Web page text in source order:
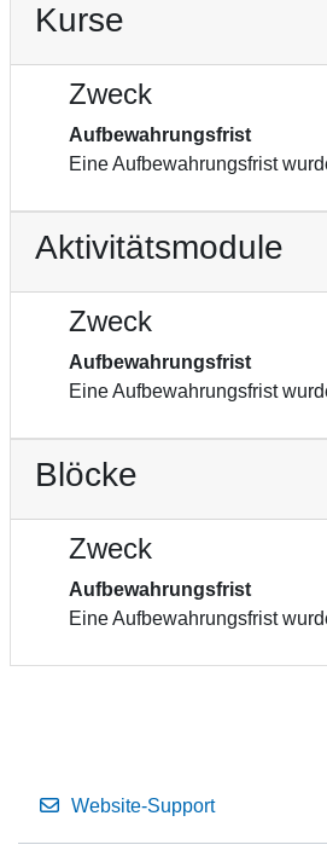
Kurse
Zweck
Aufbewahrungsfrist
Eine Aufbewahrungsfrist
Aktivitätsmodule
Zweck
Aufbewahrungsfrist
Eine Aufbewahrungsfrist
Blöcke
Zweck
Aufbewahrungsfrist
Eine Aufbewahrungsfrist
Website-Support